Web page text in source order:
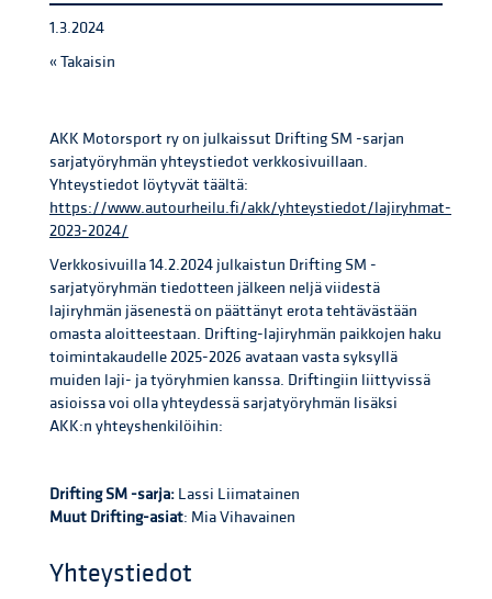
1.3.2024
« Takaisin
AKK Motorsport ry on julkaissut Drifting SM -sarjan
sarjatyöryhmän yhteystiedot verkkosivuillaan.
Yhteystiedot löytyvät täältä:
https://www.autourheilu.fi/akk/yhteystiedot/lajiryhmat-
2023-2024/
Verkkosivuilla 14.2.2024 julkaistun Drifting SM -
sarjatyöryhmän tiedotteen jälkeen neljä viidestä
lajiryhmän jäsenestä on päättänyt erota tehtävästään
omasta aloitteestaan. Drifting-lajiryhmän paikkojen haku
toimintakaudelle 2025-2026 avataan vasta syksyllä
muiden laji- ja työryhmien kanssa. Driftingiin liittyvissä
asioissa voi olla yhteydessä sarjatyöryhmän lisäksi
AKK:n yhteyshenkilöihin:
Drifting SM -sarja: Lassi Liimatainen
Muut Drifting-asiat: Mia Vihavainen
Yhteystiedot